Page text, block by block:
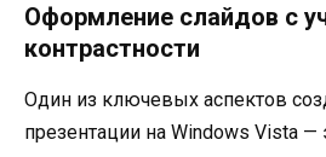
Оформление слайдов с
контрастности
Один из ключевых аспектов
презентации на Windows Vista